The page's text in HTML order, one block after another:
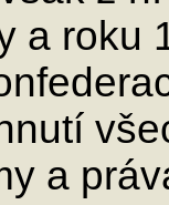
a roku
a